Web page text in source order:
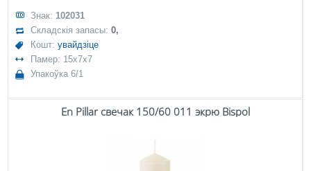
Знак: 102031
Складскія запасы:0,
Кошт:увайдзіце
Памер: 15x7x7
Упакоўка 6/1
En Pillar свечак 150/60 011 экрю Bispol